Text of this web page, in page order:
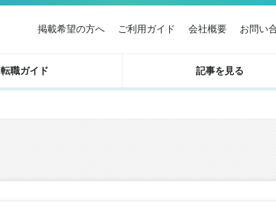
掲載希望の方へ ご利用ガイド 会社概要 お問い
転職ガイド 記事を見る